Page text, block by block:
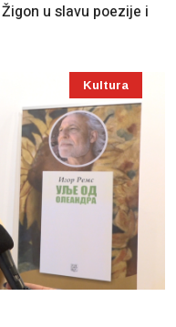
u slavu poezije i
Kultura